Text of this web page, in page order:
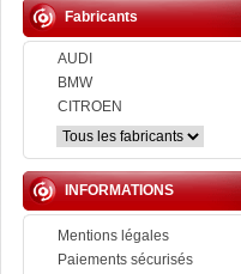
Fabricants
AUDI
BMW
CITROEN
INFORMATIONS
Mentions légales
Paiements sécurisés